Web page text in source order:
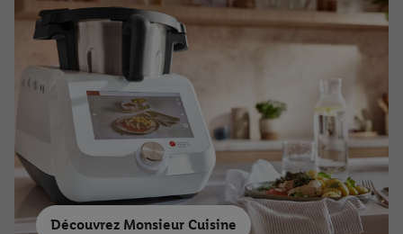
Découvrez Monsieur Cuisine